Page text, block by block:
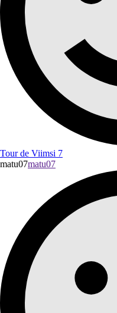
Tour de Viimsi 7
matu07matu07